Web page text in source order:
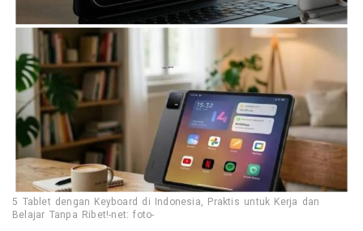
5 Tablet dengan Keyboard di Indonesia, Praktis untuk Kerja dan
Belajar Tanpa Ribet!-net: foto-